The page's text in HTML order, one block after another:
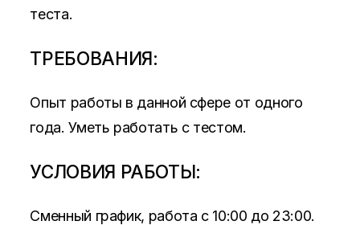
теста.
ТРЕБОВАНИЯ:
Опыт работы в данной сфере от одного
года. Уметь работать с тестом.
УСЛОВИЯ РАБОТЫ:
Сменный график, работа с 10:00 до 23:00.